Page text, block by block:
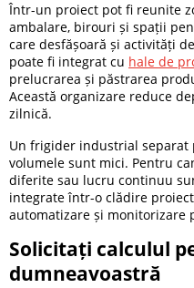
Într-un proiect pot fi reunite
ambalare, birouri și spații
care desfășoară și activități
poate fi integrat cu hale de
prelucrarea și păstrarea
Această organizare reduce
zilnică.
Un frigider industrial separat
volumele sunt mici. Pentru
diferite sau lucru continuu
integrate într-o clădire
automatizare și monitorizare
Solicitați calculul
dumneavoastră